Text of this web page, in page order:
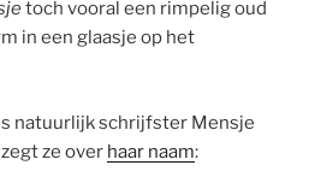
toch vooral een rimpelig oud
in een glaasje op het
natuurlijk schrijfster Mensje
ze over haar naam: